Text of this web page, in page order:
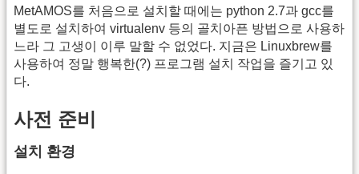
MetAMOS를 처음으로 설치할 때에는 python 2.7과 gcc를
별도로 설치하여 virtualenv 등의 골치아픈 방법으로 사용하
느라 그 고생이 이루 말할 수 없었다. 지금은 Linuxbrew를
사용하여 정말 행복한(?) 프로그램 설치 작업을 즐기고 있
다.
사전 준비
설치 환경